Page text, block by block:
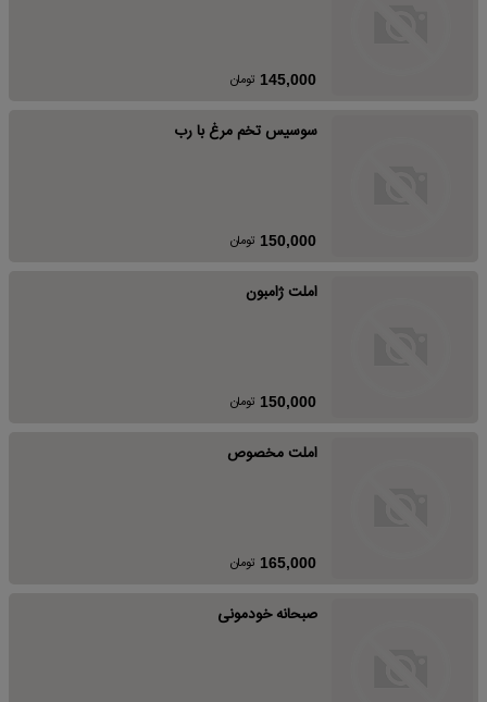
145,000 تومان
سوسیس تخم مرغ با رب
150,000 تومان
املت ژامبون
150,000 تومان
املت مخصوص
165,000 تومان
صبحانه خودمونی